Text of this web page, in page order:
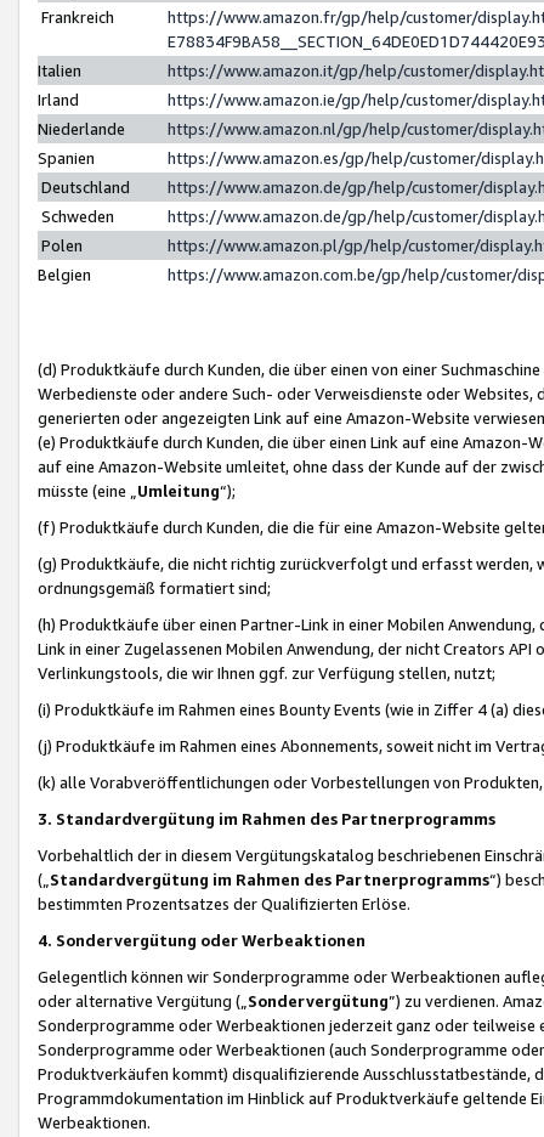
Frankreich
https://www.amazon.fr/gp/help/customer/
Italien
https://www.amazon.it/gp/help/customer/
Irland
https://www.amazon.ie/gp/help/customer/
Niederlande
https://www.amazon.nl/gp/help/customer/
Spanien
https://www.amazon.es/gp/help/customer/
Deutschland
https://www.amazon.de/gp/help/customer/
Schweden
https://www.amazon.de/gp/help/customer/
Polen
https://www.amazon.pl/gp/help/customer/
Belgien
https://www.amazon.com.be/gp/help/customer/
(d) Produktkäufe durch Kunden, die über einen von einer
Werbedienste oder andere Such- oder Verweisdienste oder Websites,
generierten oder angezeigten Link auf eine Amazon-Website
(e) Produktkäufe durch Kunden, die über einen Link auf eine
auf eine Amazon-Website umleitet, ohne dass der Kunde auf der
müsste (eine „ Umleitung“);
(f) Produktkäufe durch Kunden, die die für eine Amazon-Website
(g) Produktkäufe, die nicht richtig zurückverfolgt und erfasst werden,
ordnungsgemäß formatiert sind;
(h) Produktkäufe über einen Partner-Link in einer Mobilen
Link in einer Zugelassenen Mobilen Anwendung, der nicht Creators
Verlinkungstools, die wir Ihnen ggf. zur Verfügung stellen, nutzt;
(i) Produktkäufe im Rahmen eines Bounty Events (wie in Ziffer 4 (a)
(j) Produktkäufe im Rahmen eines Abonnements, soweit nicht im
(k) alle Vorabveröffentlichungen oder Vorbestellungen von
3. Standardvergütung im Rahmen des Partnerprogramms
Vorbehaltlich der in diesem Vergütungskatalog beschriebenen
(„ Standardvergütung im Rahmen des Partnerprogramms“)
bestimmten Prozentsatzes der Qualifizierten Erlöse.
4. Sondervergütung oder Werbeaktionen
Gelegentlich können wir Sonderprogramme oder Werbeaktionen
oder alternative Vergütung („ Sondervergütung”) zu verdienen.
Sonderprogramme oder Werbeaktionen jederzeit ganz oder
Sonderprogramme oder Werbeaktionen (auch Sonderprogramme
Produktverkäufen kommt) disqualifizierende Ausschlusstatbestände,
Programmdokumentation im Hinblick auf Produktverkäufe geltende
Werbeaktionen.